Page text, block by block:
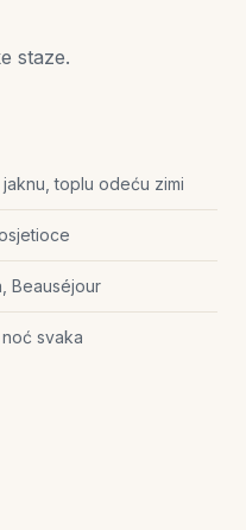
staze.
toplu odeću zimi
Beauséjour
svaka